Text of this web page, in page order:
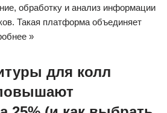
обработку и анализ информации
Такая платформа объединяет
»
для колл